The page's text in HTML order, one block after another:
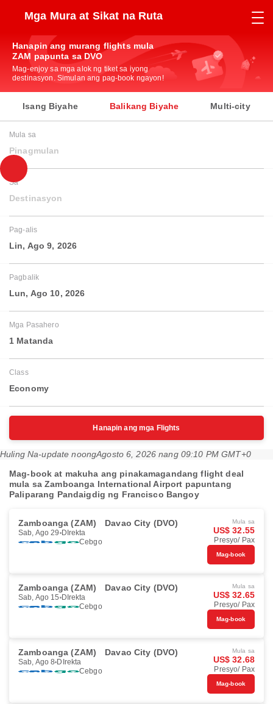
Mga Mura at Sikat na Ruta
Hanapin ang murang flights mula
ZAM papunta sa DVO
Mag-enjoy sa mga alok ng tiket sa iyong
destinasyon. Simulan ang pag-book ngayon!
Isang Biyahe Balikang Biyahe Multi-city
Mula sa
Pinagmulan
Sa
Destinasyon
Pag-alis
Lin, Ago 9, 2026
Pagbalik
Lun, Ago 10, 2026
Mga Pasahero
1 Matanda
Class
Economy
Hanapin ang mga Flights
Huling Na-update noongAgosto 6, 2026 nang 09:10 PM GMT+0
Mag-book at makuha ang pinakamagandang flight deal
mula sa Zamboanga International Airport papuntang
Paliparang Pandaigdig ng Francisco Bangoy
Zamboanga (ZAM) Davao City (DVO)
Sab, Ago 29 DIrekta
Cebgo
Mula sa
US$ 32.55
Presyo/ Pax
Mag-book
Zamboanga (ZAM) Davao City (DVO)
Sab, Ago 15 DIrekta
Cebgo
Mula sa
US$ 32.65
Presyo/ Pax
Mag-book
Zamboanga (ZAM) Davao City (DVO)
Sab, Ago 8 DIrekta
Cebgo
Mula sa
US$ 32.68
Presyo/ Pax
Mag-book